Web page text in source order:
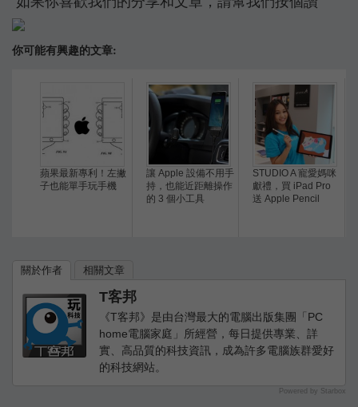
你可能有興趣的文章:
蘋果最新專利！左撇
子也能單手玩手機
讓 Apple 設備不用手
持，也能近距離操作
的 3 個小工具
STUDIO A 寵愛媽咪
獻禮，買 iPad Pro
送 Apple Pencil
關於作者 相關文章
T客邦
《T客邦》是由台灣最大的電腦出版集團「PC
home電腦家庭」所經營，每日提供專業、詳
實、高品質的科技資訊，成為許多電腦族群愛好
的科技網站。
Powered by Starbox